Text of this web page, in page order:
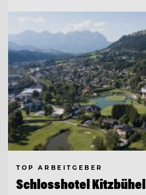
TOP ARBEITGEBER
Schlosshotel Kitzbühel